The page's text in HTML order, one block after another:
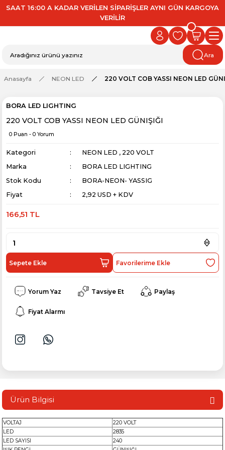
SAAT 16:00 A KADAR VERİLEN SİPARİŞLER AYNI GÜN KARGOYA
VERİLİR
Ara
Anasayfa NEON LED 220 VOLT COB YASSI NEON LED
BORA LED LIGHTING
220 VOLT COB YASSI NEON LED GÜNIŞIĞI
0 Puan - 0 Yorum
Kategori NEON LED , 220 VOLT
Marka
BORA LED LIGHTING
Stok Kodu
BORA-NEON- YASSIG
Fiyat
2,92 USD + KDV
166,51 TL
Sepete Ekle
Yorum Yaz Tavsiye Et Paylaş
Fiyat Alarmı
Ürün Bilgisi
VOLTAJ
220 VOLT
LED
2835
LED SAYISI
240